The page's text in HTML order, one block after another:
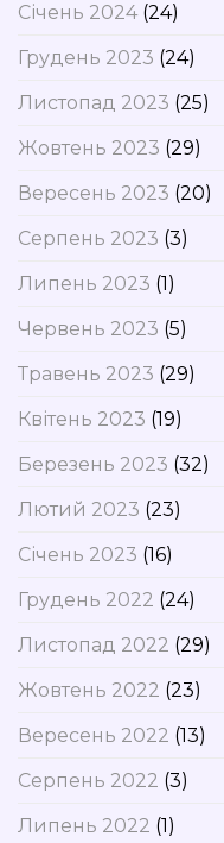
Січень 2024(24)
Грудень 2023 (24)
Листопад 2023 (25)
Жовтень 2023 (29)
Вересень 2023 (20)
Серпень 2023 (3)
Липень 2023 (1)
Червень 2023 (5)
Травень 2023 (29)
Квітень 2023 (19)
Березень 2023 (32)
Лютий 2023 (23)
Січень 2023 (16)
Грудень 2022 (24)
Листопад 2022 (29)
Жовтень 2022 (23)
Вересень 2022 (13)
Серпень 2022 (3)
Липень 2022 (1)